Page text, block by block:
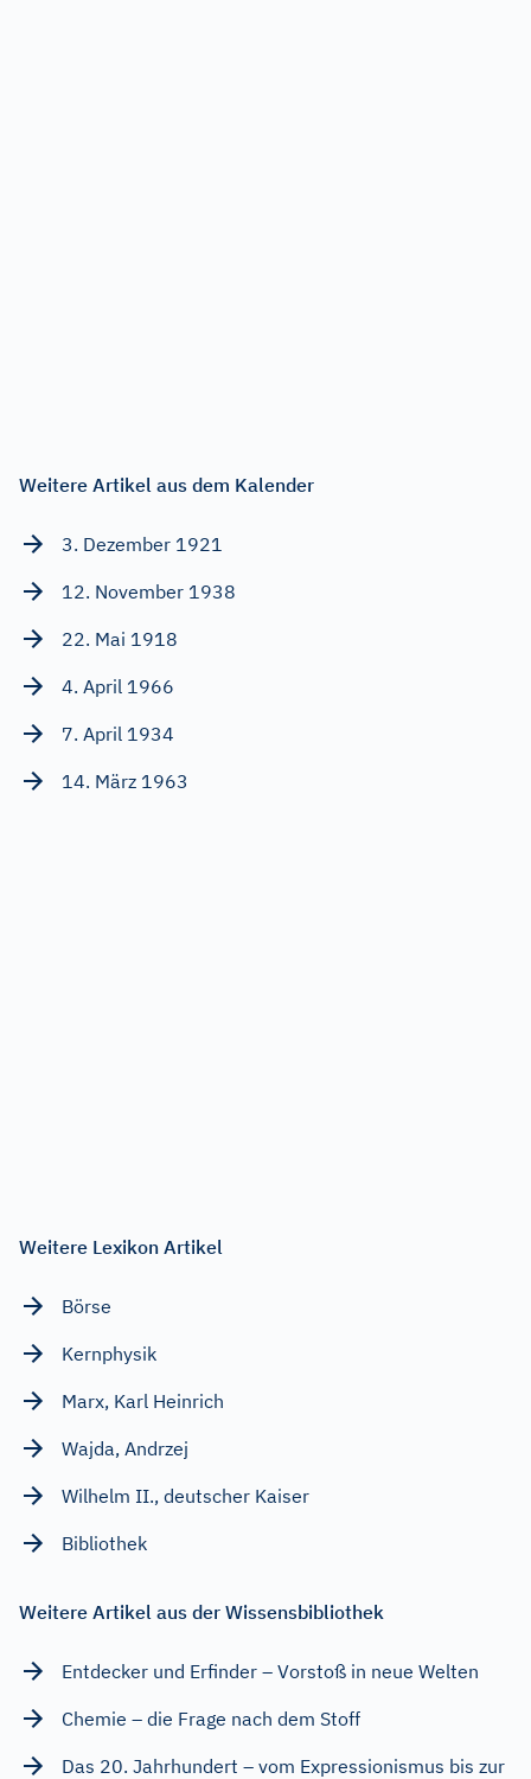
Weitere Artikel aus dem Kalender
3. Dezember 1921
12. November 1938
22. Mai 1918
4. April 1966
7. April 1934
14. März 1963
Weitere Lexikon Artikel
Börse
Kernphysik
Marx, Karl Heinrich
Wajda, Andrzej
Wilhelm II., deutscher Kaiser
Bibliothek
Weitere Artikel aus der Wissensbibliothek
Entdecker und Erfinder – Vorstoß in neue Welten
Chemie – die Frage nach dem Stoff
Das 20. Jahrhundert – vom Expressionismus bis zur